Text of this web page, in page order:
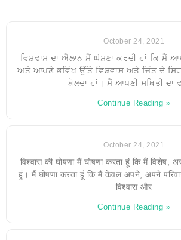
October 24, 2021
ਵਿਸ਼ਵਾਸ ਦਾ ਐਲਾਨ ਮੈਂ ਘੋਸ਼ਣਾ ਕਰਦੀ ਹਾਂ ਕਿ ਮੈਂ
ਅਤੇ ਆਪਣੇ ਭਵਿੱਖ ਉੱਤੇ ਵਿਸ਼ਵਾਸ ਅਤੇ ਜਿੱਤ ਦੇ
ਬੋਲਦਾ ਹਾਂ। ਮੈਂ ਆਪਣੀ ਸਥਿਤੀ ਦਾ
Continue Reading »
October 24, 2021
विश्वास की घोषणा मैं घोषणा करता हूं कि मैं विशेष,
हूं। मैं घोषणा करता हूं कि मैं केवल अपने, अपने
विश्वास और
Continue Reading »